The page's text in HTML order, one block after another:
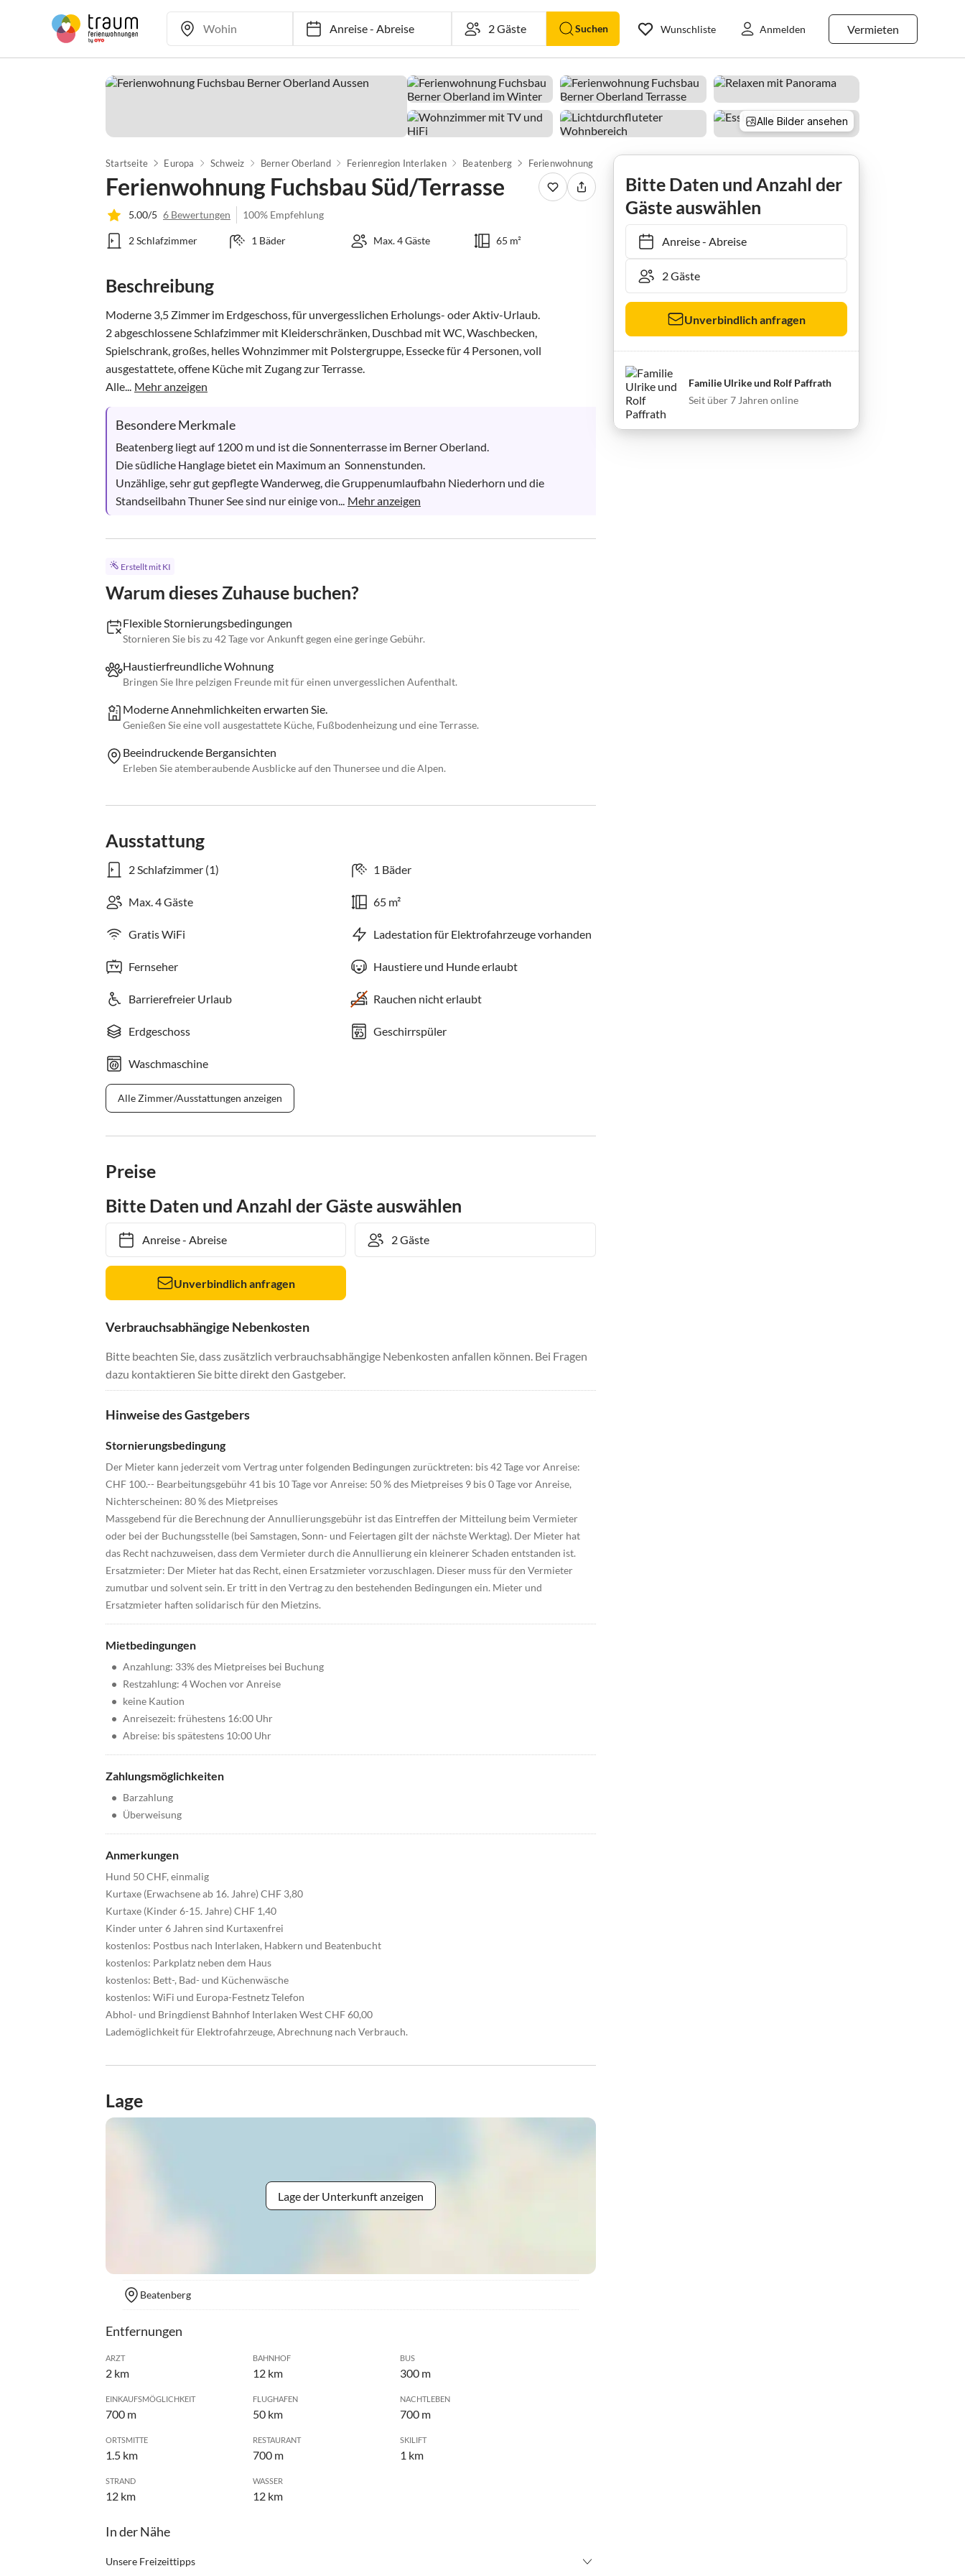
Anreise-Abreise Suchen Vermieten
Wunschliste Anmelden
Alle Bilder ansehen
Startseite Europa Schweiz Berner Oberland Ferienregion Interlaken Beatenberg
Ferienwohnung Fuchsbau Süd/Terrasse
5.00/5 6 Bewertungen 100% Empfehlung
2 Schlafzimmer 1 Bäder Max. 4 Gäste 65 m²
Beschreibung
Moderne 3,5 Zimmer im Erdgeschoss, für unvergesslichen Erholungs- oder Aktiv-Urlaub.
2 abgeschlossene Schlafzimmer mit Kleiderschränken, Duschbad mit WC, Waschbecken,
Spielschrank, großes, helles Wohnzimmer mit Polstergruppe, Essecke für 4 Personen, voll
ausgestattete, offene Küche mit Zugang zur Terrasse.
Alle... Mehr anzeigen
Besondere Merkmale
Beatenberg liegt auf 1200 m und ist die Sonnenterrasse im Berner Oberland.
Die südliche Hanglage bietet ein Maximum an  Sonnenstunden.
Unzählige, sehr gut gepflegte Wanderweg, die Gruppenumlaufbahn Niederhorn und die
Standseilbahn Thuner See sind nur einige von... Mehr anzeigen
Erstellt mit KI
Warum dieses Zuhause buchen?
Flexible Stornierungsbedingungen
Stornieren Sie bis zu 42 Tage vor Ankunft gegen eine geringe Gebühr.
Haustierfreundliche Wohnung
Bringen Sie Ihre pelzigen Freunde mit für einen unvergesslichen Aufenthalt.
Moderne Annehmlichkeiten erwarten Sie.
Genießen Sie eine voll ausgestattete Küche, Fußbodenheizung und eine Terrasse.
Beeindruckende Bergansichten
Erleben Sie atemberaubende Ausblicke auf den Thunersee und die Alpen.
Ausstattung
2 Schlafzimmer (1) 1 Bäder
Max. 4 Gäste 65 m²
Gratis WiFi Ladestation für Elektrofahrzeuge vorhanden
Fernseher Haustiere und Hunde erlaubt
Barrierefreier Urlaub Rauchen nicht erlaubt
Erdgeschoss Geschirrspüler
Waschmaschine
Alle Zimmer/Ausstattungen anzeigen
Preise
Bitte Daten und Anzahl der Gäste auswählen
Anreise- Abreise
Unverbindlich anfragen
Verbrauchsabhängige Nebenkosten
Bitte beachten Sie, dass zusätzlich verbrauchsabhängige Nebenkosten anfallen können. Bei Fragen
dazu kontaktieren Sie bitte direkt den Gastgeber.
Hinweise des Gastgebers
Stornierungsbedingung
Der Mieter kann jederzeit vom Vertrag unter folgenden Bedingungen zurücktreten: bis 42 Tage vor Anreise:
CHF 100.-- Bearbeitungsgebühr 41 bis 10 Tage vor Anreise: 50 % des Mietpreises 9 bis 0 Tage vor Anreise,
Nichterscheinen: 80 % des Mietpreises
Massgebend für die Berechnung der Annullierungsgebühr ist das Eintreffen der Mitteilung beim Vermieter
oder bei der Buchungsstelle (bei Samstagen, Sonn- und Feiertagen gilt der nächste Werktag). Der Mieter hat
das Recht nachzuweisen, dass dem Vermieter durch die Annullierung ein kleinerer Schaden entstanden ist.
Ersatzmieter: Der Mieter hat das Recht, einen Ersatzmieter vorzuschlagen. Dieser muss für den Vermieter
zumutbar und solvent sein. Er tritt in den Vertrag zu den bestehenden Bedingungen ein. Mieter und
Ersatzmieter haften solidarisch für den Mietzins.
Mietbedingungen
• Anzahlung: 33% des Mietpreises bei Buchung
• Restzahlung: 4 Wochen vor Anreise
• keine Kaution
• Anreisezeit: frühestens 16:00 Uhr
• Abreise: bis spätestens 10:00 Uhr
Zahlungsmöglichkeiten
• Barzahlung
• Überweisung
Anmerkungen
Hund 50 CHF, einmalig
Kurtaxe (Erwachsene ab 16. Jahre) CHF 3,80
Kurtaxe (Kinder 6-15. Jahre) CHF 1,40
Kinder unter 6 Jahren sind Kurtaxenfrei
kostenlos: Postbus nach Interlaken, Habkern und Beatenbucht
kostenlos: Parkplatz neben dem Haus
kostenlos: Bett-, Bad- und Küchenwäsche
kostenlos: WiFi und Europa-Festnetz Telefon
Abhol- und Bringdienst Bahnhof Interlaken West CHF 60,00
Lademöglichkeit für Elektrofahrzeuge, Abrechnung nach Verbrauch.
Lage
Lage der Unterkunft anzeigen
Beatenberg
Entfernungen
ARZT
2 km
BAHNHOF
12 km
BUS
300 m
EINKAUFSMÖGLICHKEIT
700 m
FLUGHAFEN
50 km
NACHTLEBEN
700 m
ORTSMITTE
1.5 km
RESTAURANT
700 m
SKILIFT
1 km
STRAND
12 km
WASSER
12 km
In der Nähe
Unsere Freizeittipps
Bitte Daten und Anzahl der
Gäste auswählen
Anreise- Abreise
Unverbindlich anfragen
Familie Ulrike und Rolf Paffrath
Seit über 7 Jahren online